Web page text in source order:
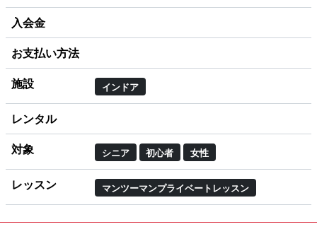
入会金
お支払い方法
施設 インドア
レンタル
対象 シニア 初心者 女性
レッスン マンツーマンプライベートレッスン